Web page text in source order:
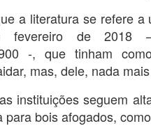
a literatura se refere
fevereiro de 2018 –
-, que tinham
mas, dele, nada
instituições seguem
para bois afogados,